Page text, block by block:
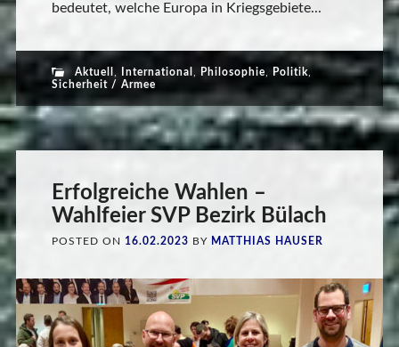
bedeutet, welche Europa in Kriegsgebiete...
Aktuell , International , Philosophie, Politik,
Sicherheit / Armee
Erfolgreiche Wahlen –
Wahlfeier SVP Bezirk Bülach
POSTED ON 16.02.2023 BY MATTHIAS HAUSER